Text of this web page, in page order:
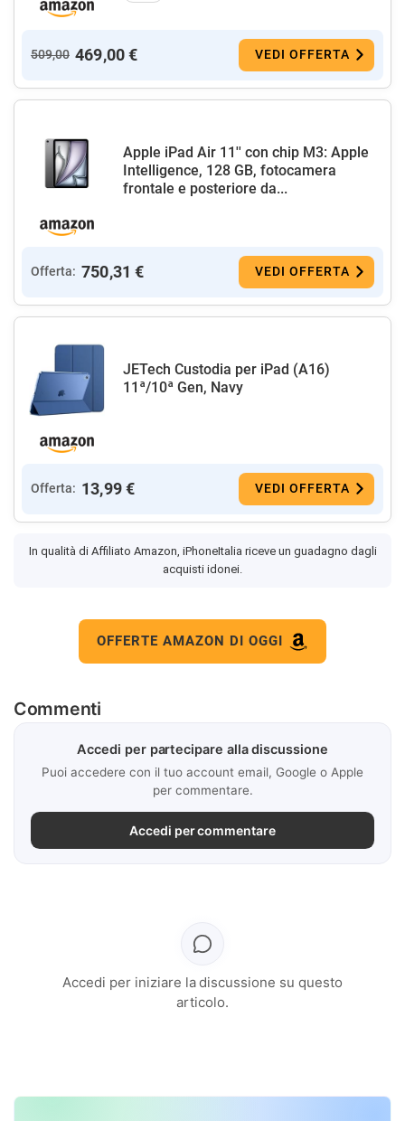
509,00 469,00 € VEDI OFFERTA
Apple iPad Air 11'' con chip M3: Apple
Intelligence, 128 GB, fotocamera
frontale e posteriore da...
Offerta: 750,31 € VEDI OFFERTA
JETech Custodia per iPad (A16)
11ª/10ª Gen, Navy
Offerta: 13,99 € VEDI OFFERTA
In qualità di Affiliato Amazon, iPhoneItalia riceve un guadagno dagli
acquisti idonei.
OFFERTE AMAZON DI OGGI
Commenti
Accedi per partecipare alla discussione
Puoi accedere con il tuo account email, Google o Apple
per commentare.
Accedi per commentare
Accedi per iniziare la discussione su questo
articolo.